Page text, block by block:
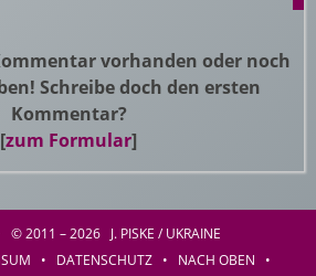
vorhanden oder noch
Schreibe doch den ersten
Kommentar?
[zum Formular]
2011 – 2026 J. PISKE / UKRAINE
• DATENSCHUTZ• NACH OBEN •